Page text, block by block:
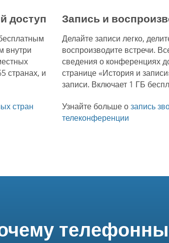
доступ
внутри
странах, и
стран
Запись и
Делайте записи легко,
воспроизводите встречи.
сведения о конференциях
странице «История и
записи. Включает 1 ГБ
Узнайте больше озапись
телеконференции